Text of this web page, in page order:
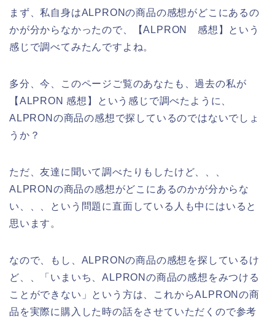
まず、私自身はALPRONの商品の感想がどこにあるの
かが分からなかったので、【ALPRON 感想】という
感じで調べてみたんですよね。
多分、今、このページご覧のあなたも、過去の私が
【ALPRON 感想】という感じで調べたように、
ALPRONの商品の感想で探しているのではないでしょ
うか？
ただ、友達に聞いて調べたりもしたけど、、、
ALPRONの商品の感想がどこにあるのかが分からな
い、、、という問題に直面している人も中にはいると
思います。
なので、もし、ALPRONの商品の感想を探しているけ
ど、、「いまいち、ALPRONの商品の感想をみつける
ことができない」という方は、これからALPRONの商
品を実際に購入した時の話をさせていただくので参考